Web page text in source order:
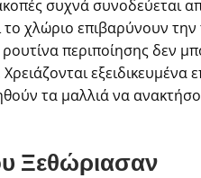
συχνά συνοδεύεται
χλώριο επιβαρύνουν
περιποίησης δεν
εξειδικευμένα
τα μαλλιά να
Ξεθώριασαν